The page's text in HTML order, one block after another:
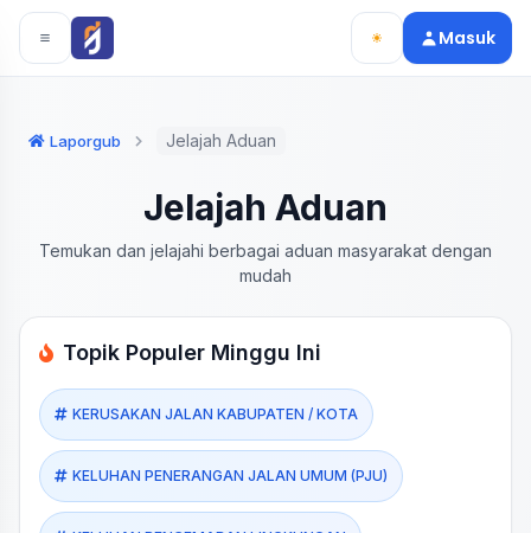
Langsung ke konten utama
Langsung ke navigasi
Masuk
Laporgub Jelajah Aduan
Jelajah Aduan
Temukan dan jelajahi berbagai aduan masyarakat dengan
mudah
Topik Populer Minggu Ini
KERUSAKAN JALAN KABUPATEN / KOTA
KELUHAN PENERANGAN JALAN UMUM (PJU)